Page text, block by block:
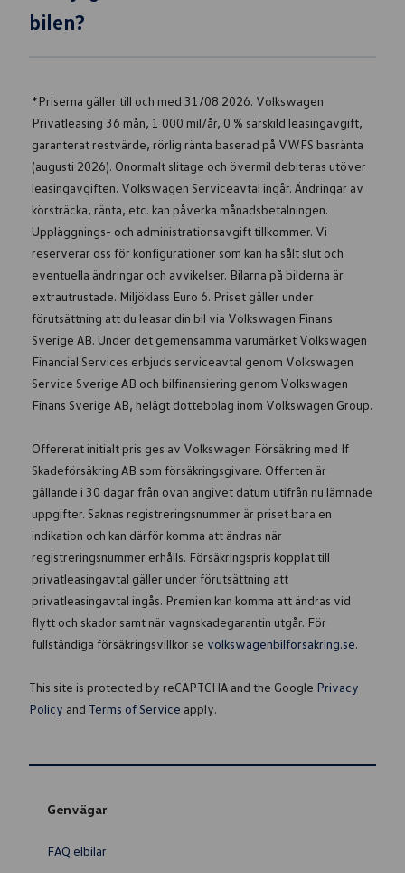
bilen?
*Priserna gäller till och med 31/08 2026. Volkswagen
Privatleasing 36 mån, 1 000 mil/år, 0 % särskild leasingavgift,
garanterat restvärde, rörlig ränta baserad på VWFS basränta
(augusti 2026). Onormalt slitage och övermil debiteras utöver
leasingavgiften. Volkswagen Serviceavtal ingår. Ändringar av
körsträcka, ränta, etc. kan påverka månadsbetalningen.
Uppläggnings- och administrationsavgift tillkommer. Vi
reserverar oss för konfigurationer som kan ha sålt slut och
eventuella ändringar och avvikelser. Bilarna på bilderna är
extrautrustade. Miljöklass Euro 6. Priset gäller under
förutsättning att du leasar din bil via Volkswagen Finans
Sverige AB. Under det gemensamma varumärket Volkswagen
Financial Services erbjuds serviceavtal genom Volkswagen
Service Sverige AB och bilfinansiering genom Volkswagen
Finans Sverige AB, helägt dottebolag inom Volkswagen Group.
Offererat initialt pris ges av Volkswagen Försäkring med If
Skadeförsäkring AB som försäkringsgivare. Offerten är
gällande i 30 dagar från ovan angivet datum utifrån nu lämnade
uppgifter. Saknas registreringsnummer är priset bara en
indikation och kan därför komma att ändras när
registreringsnummer erhålls. Försäkringspris kopplat till
privatleasingavtal gäller under förutsättning att
privatleasingavtal ingås. Premien kan komma att ändras vid
flytt och skador samt när vagnskadegarantin utgår. För
fullständiga försäkringsvillkor se volkswagenbilforsakring.se.
This site is protected by reCAPTCHA and the Google Privacy
Policy and Terms of Service apply.
Genvägar
FAQ elbilar